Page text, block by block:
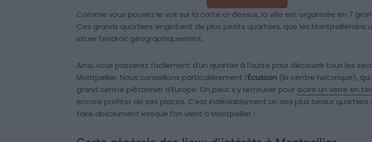
Comme vous pouvez le voir sur la carte ci-dessus, la ville est organisée en 7
Ces grands quartiers englobent de plus petits quartiers, que les Montpelliérains
situer l’endroit géographiquement.
Ainsi, vous passerez facilement d’un quartier à l’autre pour découvrir tous les
Montpellier. Nous conseillons particulièrement l’Écusson (le centre historique),
grand centre piétonnier d’Europe. On peut s’y retrouver pour boire un verre en
encore profiter de ses places. C’est indéniablement un des plus beaux quartiers
faire absolument lorsque l’on vient à Montpellier !